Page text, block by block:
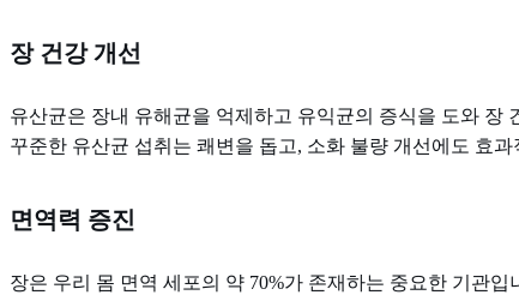
장 건강 개선
유산균은 장내 유해균을 억제하고 유익균의 증식을 도와 장
꾸준한 유산균 섭취는 쾌변을 돕고, 소화 불량 개선에도 효
면역력 증진
장은 우리 몸 면역 세포의 약 70%가 존재하는 중요한 기관